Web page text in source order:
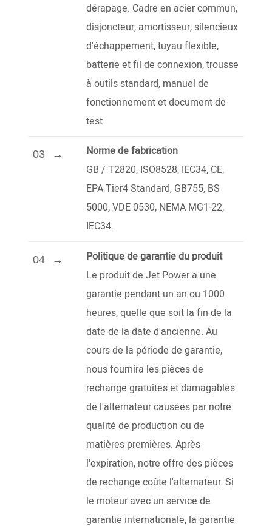
dérapage. Cadre en acier commun,
disjoncteur, amortisseur, silencieux
d'échappement, tuyau flexible,
batterie et fil de connexion, trousse
à outils standard, manuel de
fonctionnement et document de
test
03
Norme de fabrication
GB / T2820, ISO8528, IEC34, CE,
EPA Tier4 Standard, GB755, BS
5000, VDE 0530, NEMA MG1-22,
IEC34.
04
Politique de garantie du produit
Le produit de Jet Power a une
garantie pendant un an ou 1000
heures, quelle que soit la fin de la
date de la date d'ancienne. Au
cours de la période de garantie,
nous fournira les pièces de
rechange gratuites et damagables
de l'alternateur causées par notre
qualité de production ou de
matières premières. Après
l'expiration, notre offre des pièces
de rechange coûte l'alternateur. Si
le moteur avec un service de
garantie internationale, la garantie